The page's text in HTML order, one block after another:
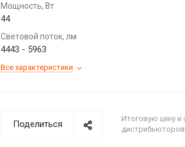
Мощность, Вт
44
Световой поток, лм
4443 - 5963
Все характеристики
Поделиться
Итоговую цену и